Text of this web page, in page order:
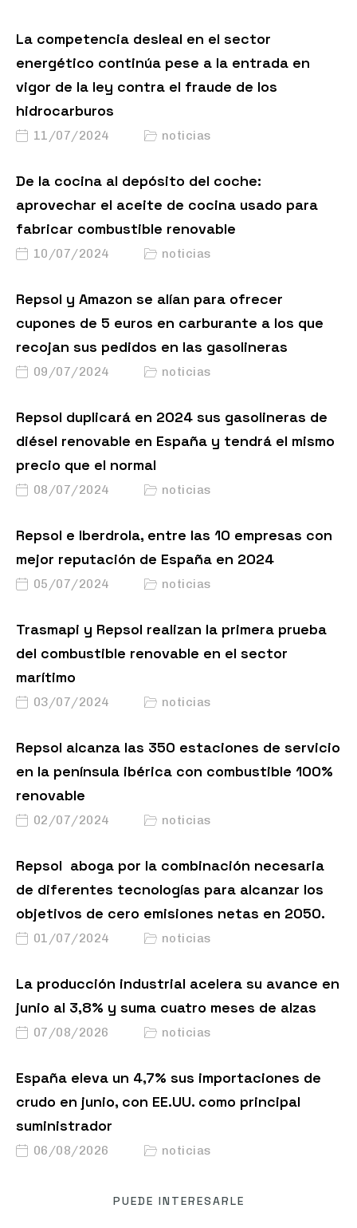
La competencia desleal en el sector
energético continúa pese a la entrada en
vigor de la ley contra el fraude de los
hidrocarburos
11/07/2024 noticias
De la cocina al depósito del coche:
aprovechar el aceite de cocina usado para
fabricar combustible renovable
10/07/2024 noticias
Repsol y Amazon se alían para ofrecer
cupones de 5 euros en carburante a los que
recojan sus pedidos en las gasolineras
09/07/2024 noticias
Repsol duplicará en 2024 sus gasolineras de
diésel renovable en España y tendrá el mismo
precio que el normal
08/07/2024 noticias
Repsol e Iberdrola, entre las 10 empresas con
mejor reputación de España en 2024
05/07/2024 noticias
Trasmapi y Repsol realizan la primera prueba
del combustible renovable en el sector
marítimo
03/07/2024 noticias
Repsol alcanza las 350 estaciones de servicio
en la península ibérica con combustible 100%
renovable
02/07/2024 noticias
Repsol aboga por la combinación necesaria
de diferentes tecnologías para alcanzar los
objetivos de cero emisiones netas en 2050.
01/07/2024 noticias
La producción industrial acelera su avance en
junio al 3,8% y suma cuatro meses de alzas
07/08/2026 noticias
España eleva un 4,7% sus importaciones de
crudo en junio, con EE.UU. como principal
suministrador
06/08/2026 noticias
PUEDE INTERESARLE